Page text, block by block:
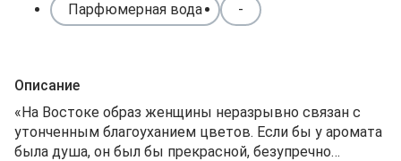
Парфюмерная вода -
Описание
«На Востоке образ женщины неразрывно связан с
утонченным благоуханием цветов. Если бы у аромата
была душа, он был бы прекрасной, безупречно